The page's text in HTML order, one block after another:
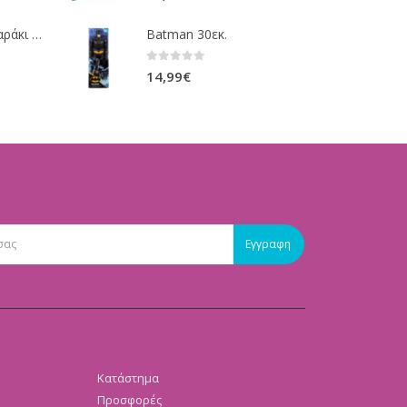
Fisher-Price Μαξιλαράκι Δραστηριοτήτων με Αρκουδάκι (JHB44) Batman 30εκ.
14,99€
Κατάστημα
Προσφορές